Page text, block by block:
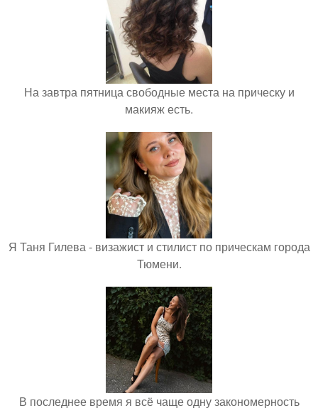
На завтра пятница свободные места на прическу и
макияж есть.
Я Таня Гилева - визажист и стилист по прическам города
Тюмени.
В последнее время я всё чаще одну закономерность